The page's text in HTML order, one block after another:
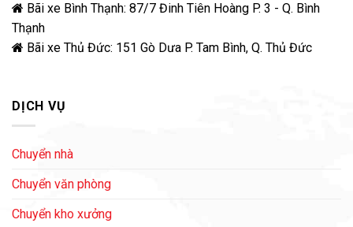
Bãi xe Bình Thạnh: 87/7 Đinh Tiên Hoàng P. 3 - Q. Bình
Thạnh
Bãi xe Thủ Đức: 151 Gò Dưa P. Tam Bình, Q. Thủ Đức
DỊCH VỤ
Chuyển nhà
Chuyển văn phòng
Chuyển kho xưởng